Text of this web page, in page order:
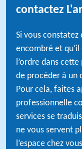
contactez
Si vous
encombré et
l’ordre dans
de procéder à un
Pour cela, faites
professionnelle
services se
ne vous servent
l’espace chez